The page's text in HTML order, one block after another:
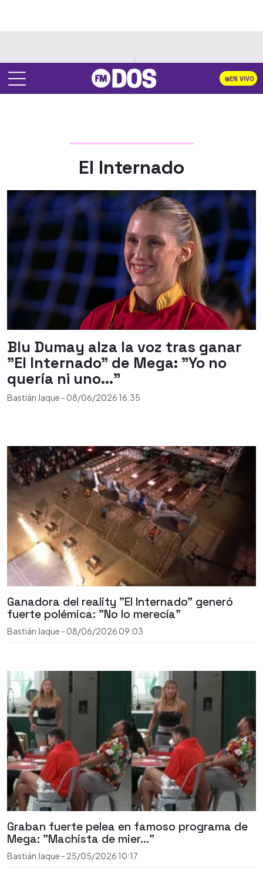
EN VIVO
El Internado
Blu Dumay alza la voz tras ganar
"El Internado" de Mega: "Yo no
quería ni uno..."
Bastián Jaque - 08/06/2026 16:35
Ganadora del reality "El Internado" generó
fuerte polémica: "No lo merecía"
Bastián Jaque - 08/06/2026 09:03
Graban fuerte pelea en famoso programa de
Mega: "Machista de mier..."
Bastián Jaque - 25/05/2026 10:17